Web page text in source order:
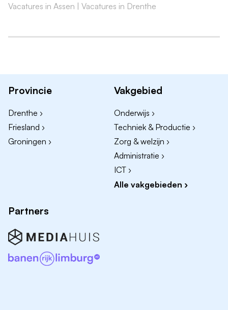
Mogelijkheid voor geboorte- en
ouderschapsverlof
Collectiviteitskortingsmogelijkheden op diverse
verzekeringen waaronder de zorgverzekering
Deelname aan Pensioenfonds Horeca en
Deelname aan fietsleaseplan (afhankelijk van
(elektrische) auto als fiets
Elke dag een heerlijk vers soepje in de kantine
tijdens de lunch
Actieve personeelsvereniging 'De Hunebedjes'
Vacatures in Assen | Vacatures in Drenthe
Provincie
Drenthe ›
Friesland ›
Groningen ›
Vakgebied
Onderwijs ›
Techniek & Productie ›
Zorg & welzijn ›
Administratie ›
ICT ›
Alle vakgebieden ›
Partners